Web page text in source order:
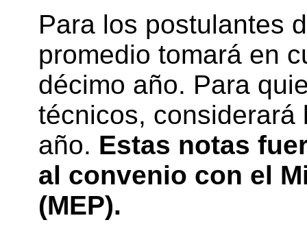
Para los postulantes
promedio tomará en
décimo año. Para
técnicos, considerará
año. Estas notas
al convenio con el
(MEP).